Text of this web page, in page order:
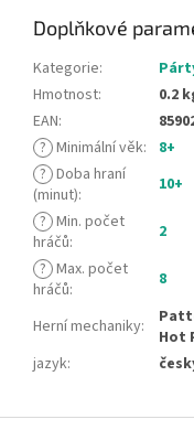
Doplňkové
Kategorie:
Hmotnost:
0.2
EAN:
? Minimální věk:
8+
? Doba hraní
(minut):
10+
? Min. počet
hráčů:
2
? Max. počet
hráčů: 8
Herní mechaniky:
Hot
jazyk: